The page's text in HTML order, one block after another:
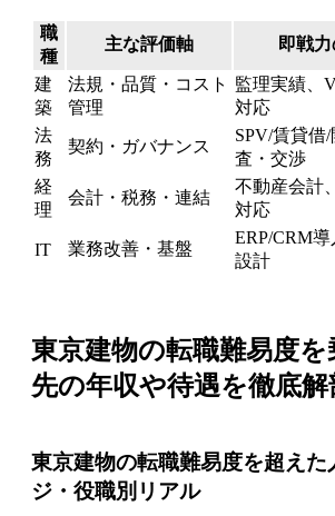
職
種
主な評価軸 即戦
建
築
法規・品質・コスト
管理
監理実績、
対応
法
務
契約・ガバナンス
SPV/賃貸借
査・交渉
経
理
会計・税務・連結
不動産会計
対応
IT 業務改善・基盤
ERP/CRM
設計
東京建物の転職難易度を
先の年収や待遇を徹底解
東京建物の転職難易度を超えた
ジ・役職別リアル